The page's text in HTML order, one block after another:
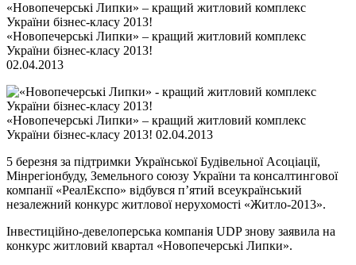
«Новопечерські Липки» – кращий житловий комплекс
України бізнес-класу 2013!
«Новопечерські Липки» – кращий житловий комплекс
України бізнес-класу 2013!
02.04.2013
«Новопечерські Липки» – кращий житловий комплекс
України бізнес-класу 2013! 02.04.2013
5 березня за підтримки Української Будівельної Асоціації,
Мінрегіонбуду, Земельного союзу України та консалтингової
компанії «РеалЕкспо» відбувся п’ятий всеукраїнський
незалежний конкурс житлової нерухомості «Житло-2013».
Інвестиційно-девелоперська компанія UDP знову заявила на
конкурс житловий квартал «Новопечерські Липки».